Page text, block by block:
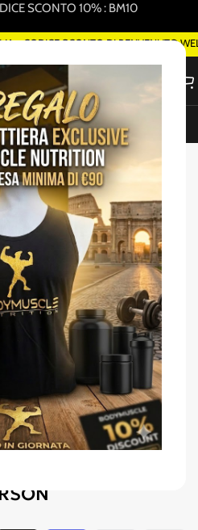
SCONTO 10% : BM10
SCONTO DI BENVENUTO
SU WHATSAPP (ROMA)